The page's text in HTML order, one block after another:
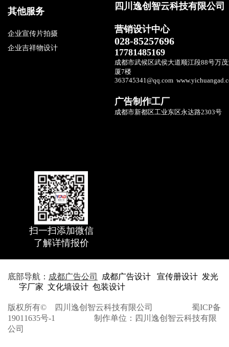
其他服务
企业宣传片拍摄
企业吉祥物设计
四川逸创智云科技有限公司
营销设计中心
028-85257696
17781485169
成都市武候区武侯大道顺江段88号万
厦7楼
363745341@qq.com
广告制作工厂
成都市新都区工业东区永达路2303号
扫一扫添加微信
了解详情报价
底部导航： 成都广告公司 成都广告设计 宣传册设计 发光
字厂家 文化墙设计 包装设计
版权所有© 四川逸创智云科技有限公司 蜀ICP备
19011635号-1 制作单位：四川逸创智云科技有限
公司